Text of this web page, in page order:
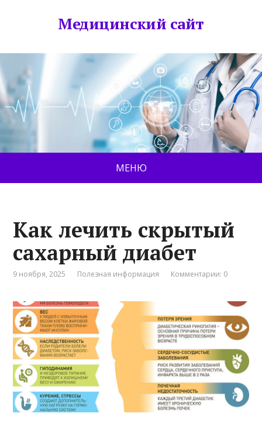
Медицинский сайт
МЕНЮ
Как лечить скрытый
сахарный диабет
9 ноября, 2025 Полезная информация Комментарии: 0